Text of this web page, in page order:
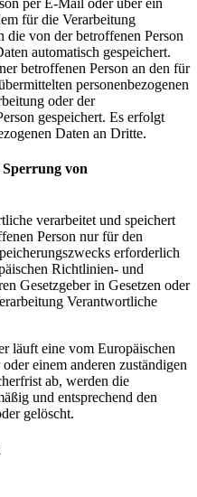
für die Verarbeitung
von der betroffenen Person
automatisch gespeichert.
betroffenen Person an den für
personenbezogenen
oder der
gespeichert. Es erfolgt
Daten an Dritte.
von
verarbeitet und speichert
Person nur für den
erforderlich
Richtlinien- und
Gesetzgeber in Gesetzen oder
Verantwortliche
läuft eine vom Europäischen
einem anderen zuständigen
ab, werden die
und entsprechend den
gelöscht.